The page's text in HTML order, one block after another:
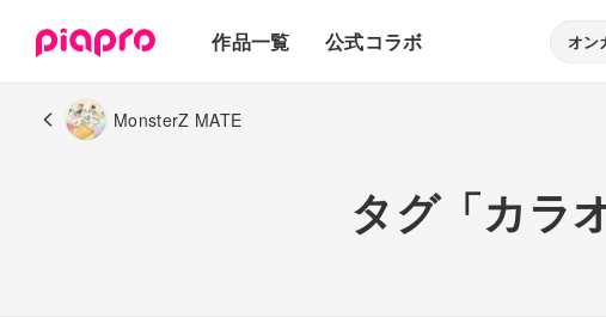
作品一覧
3Dモデル
公式コラボ オン
MonsterZ MATE
タグ「カラ